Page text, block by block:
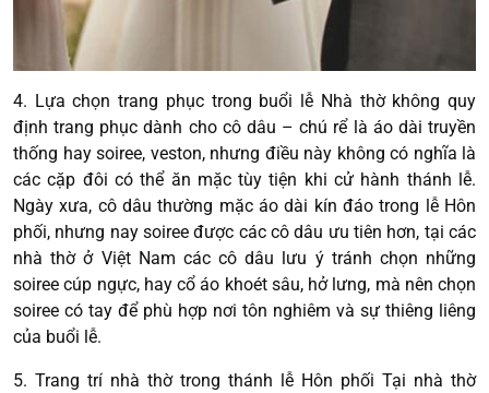
4. Lựa chọn trang phục trong buổi lễ Nhà thờ không quy
định trang phục dành cho cô dâu – chú rể là áo dài truyền
thống hay soiree, veston, nhưng điều này không có nghĩa là
các cặp đôi có thể ăn mặc tùy tiện khi cử hành thánh lễ.
Ngày xưa, cô dâu thường mặc áo dài kín đáo trong lễ Hôn
phối, nhưng nay soiree được các cô dâu ưu tiên hơn, tại các
nhà thờ ở Việt Nam các cô dâu lưu ý tránh chọn những
soiree cúp ngực, hay cổ áo khoét sâu, hở lưng, mà nên chọn
soiree có tay để phù hợp nơi tôn nghiêm và sự thiêng liêng
của buổi lễ.
5. Trang trí nhà thờ trong thánh lễ Hôn phối Tại nhà thờ